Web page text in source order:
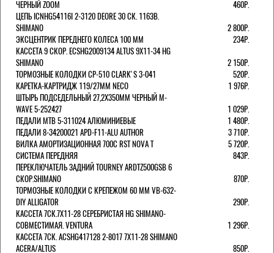
ЧЕРНЫЙ ZOOM
460Р.
ЦЕПЬ ICNHG54116I 2-3120 DEORE 30 СК. 116ЗВ.
SHIMANO
2 800Р.
ЭКСЦЕНТРИК ПЕРЕДНЕГО КОЛЕСА 100 ММ
234Р.
КАССЕТА 9 СКОР. ECSHG2009134 ALTUS 9Х11-34 HG
SHIMANO
2 150Р.
ТОРМОЗНЫЕ КОЛОДКИ CP-510 CLARK'S 3-041
520Р.
КАРЕТКА-КАРТРИДЖ 119/27ММ NECO
1 976Р.
ШТЫРЬ ПОДСЕДЕЛЬНЫЙ 27,2Х350ММ ЧЕРНЫЙ M-
WAVE 5-252427
1 029Р.
ПЕДАЛИ MTB 5-311024 АЛЮМИНИЕВЫЕ
1 480Р.
ПЕДАЛИ 8-34200021 APD-F11-ALU AUTHOR
3 710Р.
ВИЛКА АМОРТИЗАЦИОННАЯ 700С RST NOVA T
5 720Р.
СИСТЕМА ПЕРЕДНЯЯ
843Р.
ПЕРЕКЛЮЧАТЕЛЬ ЗАДНИЙ TOURNEY ARDTZ500GSB 6
СКОР.SHIMANO
870Р.
ТОРМОЗНЫЕ КОЛОДКИ С КРЕПЕЖОМ 60 ММ VB-632-
DIY ALLIGATOR
290Р.
КАССЕТА 7СК.7Х11-28 СЕРЕБРИСТАЯ HG SHIMANO-
СОВМЕСТИМАЯ. VENTURA
1 296Р.
КАССЕТА 7СК. ACSHG417128 2-8017 7Х11-28 SHIMANO
ACERA/ALTUS
850Р.